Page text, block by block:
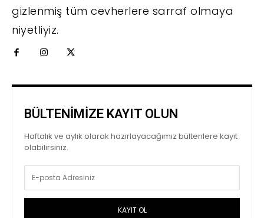
gizlenmiş tüm cevherlere sarraf olmaya
niyetliyiz.
BÜLTENİMİZE KAYIT OLUN
Haftalık ve aylık olarak hazırlayacağımız bültenlere kayıt
olabilirsiniz.
KAYIT OL